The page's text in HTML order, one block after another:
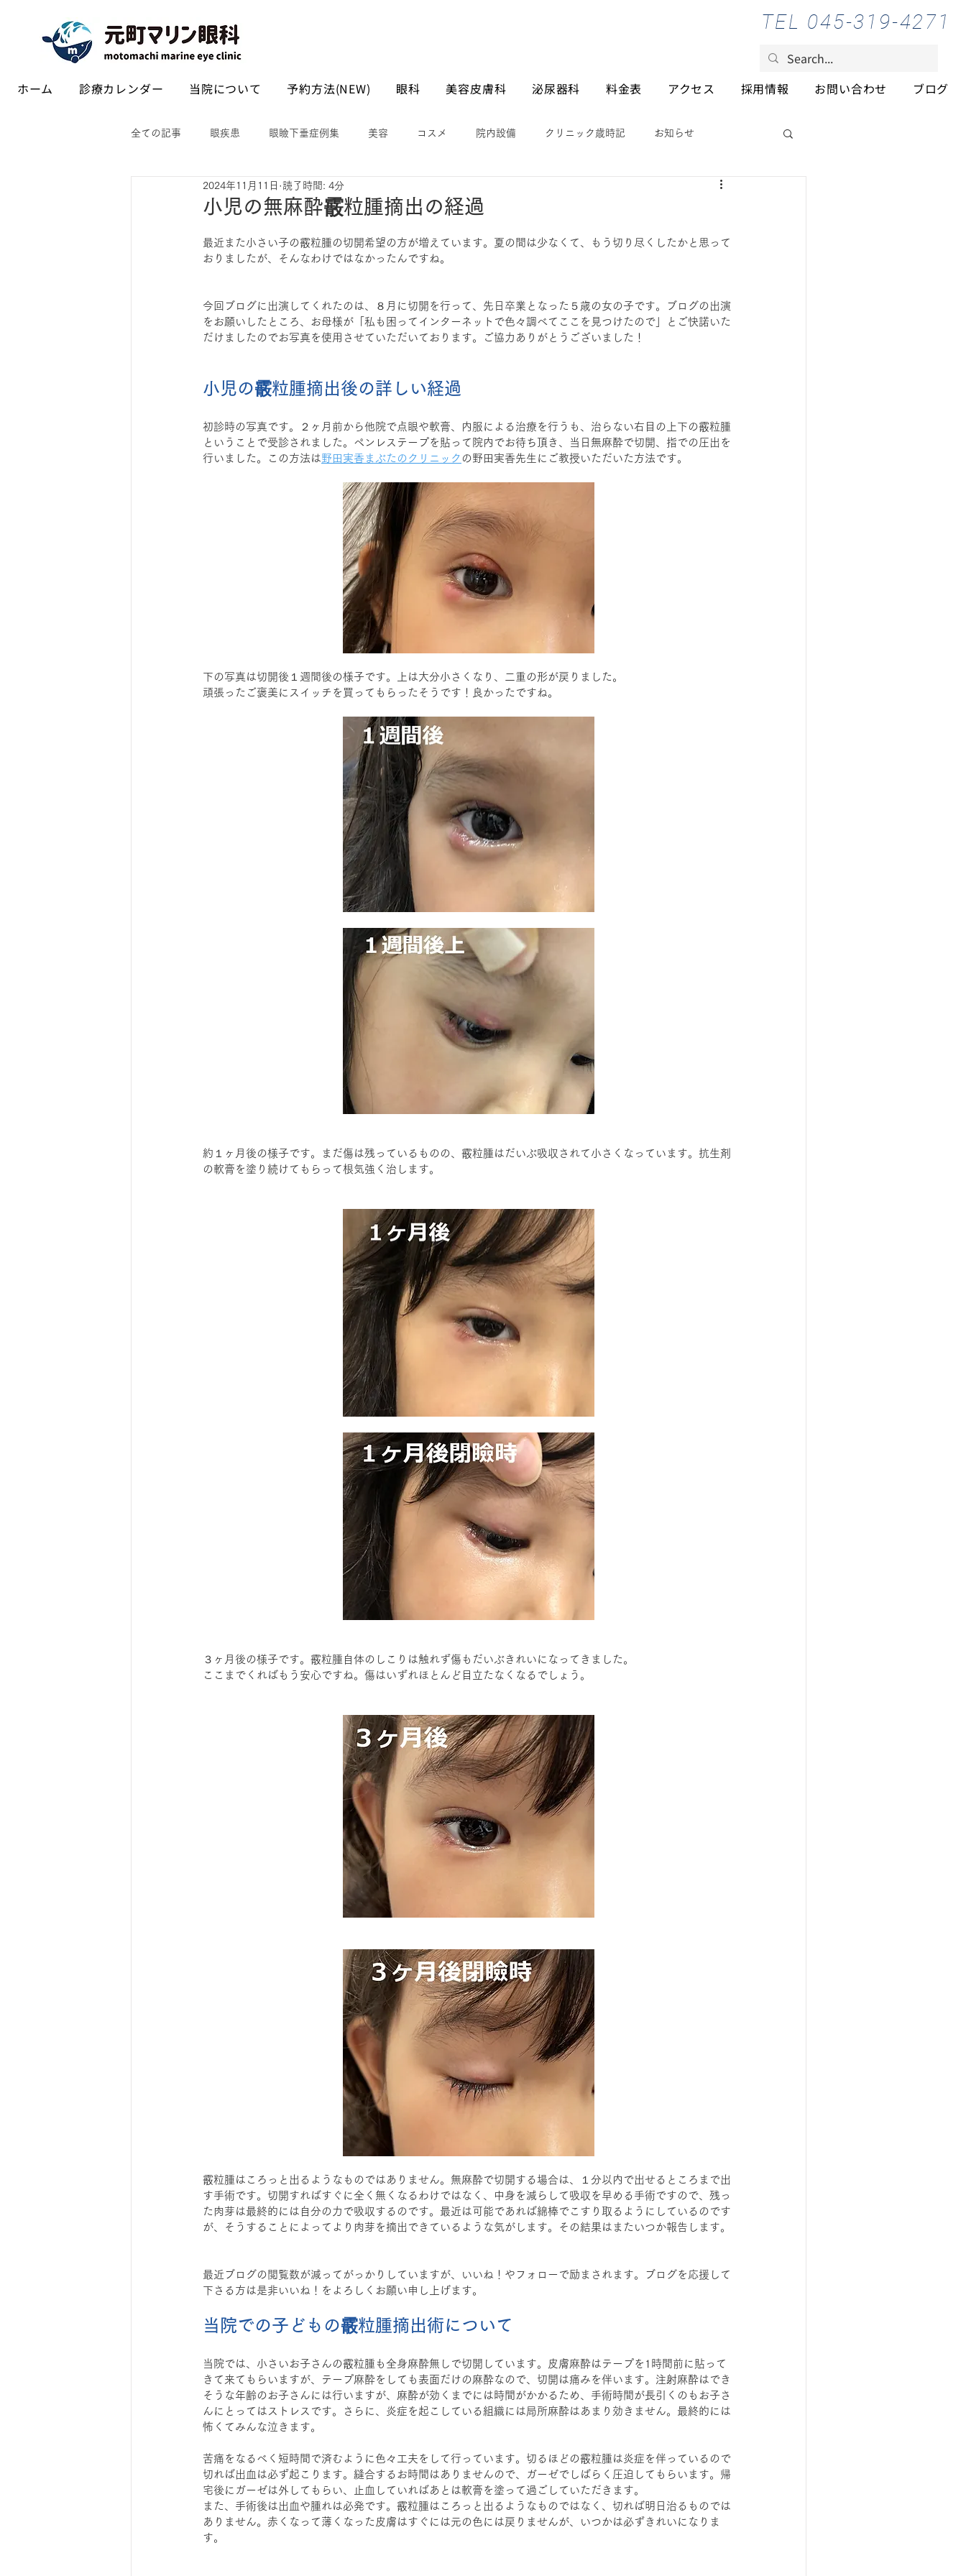
TEL 045-319-4271
ホーム 診療カレンダー 当院について 予約方法(NEW) 眼科 美容皮膚科 泌尿器科 料金表 アクセス 採用情報 お問い合わせ ブログ
全ての記事 眼疾患 眼瞼下垂症例集 美容 コスメ 院内設備 クリニック歳時記 お知らせ
小児の無麻酔霰粒腫摘出の経過
2024年11月11日 読了時間: 4分
最近また小さい子の霰粒腫の切開希望の方が増えています。夏の間は少なくて、もう切り尽くしたかと思って
おりましたが、そんなわけではなかったんですね。
今回ブログに出演してくれたのは、８月に切開を行って、先日卒業となった５歳の女の子です。ブログの出演
をお願いしたところ、お母様が「私も困ってインターネットで色々調べてここを見つけたので」とご快諾いた
だけましたのでお写真を使用させていただいております。ご協力ありがとうございました！
小児の霰粒腫摘出後の詳しい経過
初診時の写真です。２ヶ月前から他院で点眼や軟膏、内服による治療を行うも、治らない右目の上下の霰粒腫
ということで受診されました。ペンレステープを貼って院内でお待ち頂き、当日無麻酔で切開、指での圧出を
行いました。この方法は野田実香まぶたのクリニック の野田実香先生にご教授いただいた方法です。
下の写真は切開後１週間後の様子です。上は大分小さくなり、二重の形が戻りました。
頑張ったご褒美にスイッチを買ってもらったそうです！良かったですね。
約１ヶ月後の様子です。まだ傷は残っているものの、霰粒腫はだいぶ吸収されて小さくなっています。抗生剤
の軟膏を塗り続けてもらって根気強く治します。
３ヶ月後の様子です。霰粒腫自体のしこりは触れず傷もだいぶきれいになってきました。
ここまでくればもう安心ですね。傷はいずれほとんど目立たなくなるでしょう。
霰粒腫はころっと出るようなものではありません。無麻酔で切開する場合は、１分以内で出せるところまで出
す手術です。切開すればすぐに全く無くなるわけではなく、中身を減らして吸収を早める手術ですので、残っ
た肉芽は最終的には自分の力で吸収するのです。最近は可能であれば綿棒でこすり取るようにしているのです
が、そうすることによってより肉芽を摘出できているような気がします。その結果はまたいつか報告します。
最近ブログの閲覧数が減ってがっかりしていますが、いいね！やフォローで励まされます。ブログを応援して
下さる方は是非いいね！をよろしくお願い申し上げます。
当院での子どもの霰粒腫摘出術について
当院では、小さいお子さんの霰粒腫も全身麻酔無しで切開しています。皮膚麻酔はテープを1時間前に貼って
きて来てもらいますが、テープ麻酔をしても表面だけの麻酔なので、切開は痛みを伴います。注射麻酔はでき
そうな年齢のお子さんには行いますが、麻酔が効くまでには時間がかかるため、手術時間が長引くのもお子さ
んにとってはストレスです。さらに、炎症を起こしている組織には局所麻酔はあまり効きません。最終的には
怖くてみんな泣きます。
苦痛をなるべく短時間で済むように色々工夫をして行っています。切るほどの霰粒腫は炎症を伴っているので
切れば出血は必ず起こります。縫合するお時間はありませんので、ガーゼでしばらく圧迫してもらいます。帰
宅後にガーゼは外してもらい、止血していればあとは軟膏を塗って過ごしていただきます。
また、手術後は出血や腫れは必発です。霰粒腫はころっと出るようなものではなく、切れば明日治るものでは
ありません。赤くなって薄くなった皮膚はすぐには元の色には戻りませんが、いつかは必ずきれいになりま
す。